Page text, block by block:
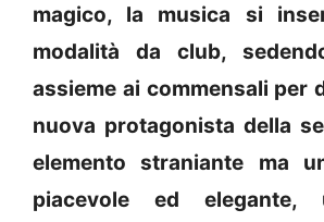
magico, la musica si
modalità da club,
assieme ai commensali per
nuova protagonista della
elemento straniante ma
piacevole ed elegante,